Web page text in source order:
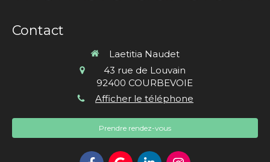
Contact
Laetitia Naudet
43 rue de Louvain
92400 COURBEVOIE
Afficher le téléphone
Prendre rendez-vous